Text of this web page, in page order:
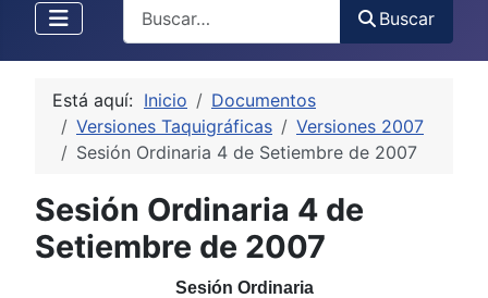
Buscar
Está aquí: Inicio
Documentos
Versiones Taquigráficas
Versiones 2007
Sesión Ordinaria 4 de Setiembre de 2007
Sesión Ordinaria 4 de
Setiembre de 2007
Sesión Ordinaria